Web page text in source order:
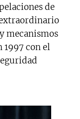
de
mecanismos
1997 con el